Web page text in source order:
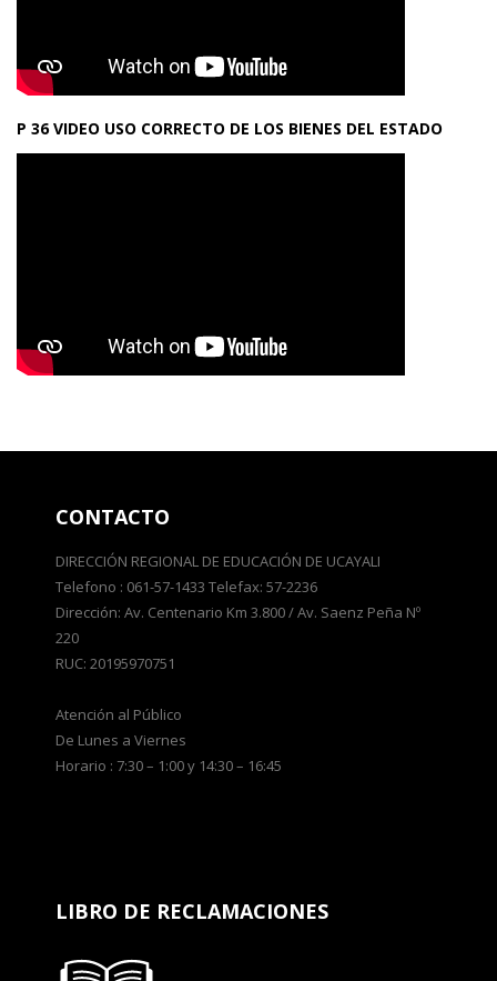
P 36 VIDEO USO CORRECTO DE LOS BIENES DEL ESTADO
CONTACTO
DIRECCIÓN REGIONAL DE EDUCACIÓN DE UCAYALI
Telefono : 061-57-1433 Telefax: 57-2236
Dirección: Av. Centenario Km 3.800 / Av. Saenz Peña Nº
220
RUC: 20195970751
Atención al Público
De Lunes a Viernes
Horario : 7:30 – 1:00 y 14:30 – 16:45
LIBRO DE RECLAMACIONES